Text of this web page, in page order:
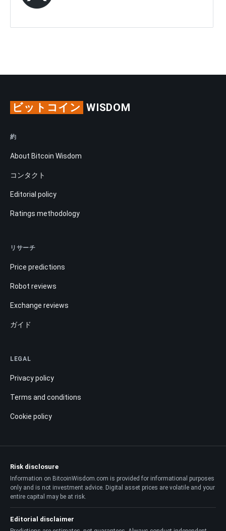
ビットコイン WISDOM
約
About Bitcoin Wisdom
コンタクト
Editorial policy
Ratings methodology
リサーチ
Price predictions
Robot reviews
Exchange reviews
ガイド
LEGAL
Privacy policy
Terms and conditions
Cookie policy
Risk disclosure
Information on BitcoinWisdom.com is provided for informational purposes
only and is not investment advice. Digital asset prices are volatile and your
entire capital may be at risk.
Editorial disclaimer